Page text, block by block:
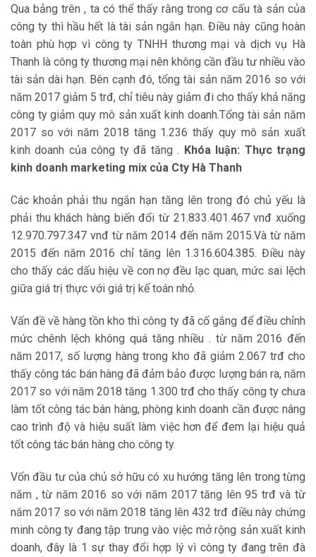
Qua bảng trên , ta có thể thấy rằng trong cơ cấu tà sản của
công ty thì hầu hết là tài sản ngắn hạn. Điều này cũng hoàn
toàn phù hợp vì công ty TNHH thương mại và dịch vụ Hà
Thanh là công ty thương mại nên không cần đầu tư nhiều vào
tài sản dài hạn. Bên cạnh đó, tổng tài sản năm 2016 so với
năm 2017 giảm 5 trđ, chỉ tiêu này giảm đi cho thấy khả năng
công ty giảm quy mô sản xuất kinh doanh.Tổng tài sản năm
2017 so với năm 2018 tăng 1.236 thấy quy mô sản xuất
kinh doanh của công ty đã tăng . Khóa luận: Thực trạng
kinh doanh marketing mix của Cty Hà Thanh
Các khoản phải thu ngắn hạn tăng lên trong đó chủ yếu là
phải thu khách hàng biến đổi từ 21.833.401.467 vnđ xuống
12.970.797.347 vnđ từ năm 2014 đến năm 2015.Và từ năm
2015 đến năm 2016 chỉ tăng lên 1.316.604.385. Điều này
cho thấy các dấu hiệu về con nợ đều lạc quan, mức sai lệch
giữa giá trị thực với giá trị kế toán nhỏ.
Vấn đề về hàng tồn kho thì công ty đã cố gắng để điều chỉnh
mức chênh lệch không quá tăng nhiều . từ năm 2016 đến
năm 2017, số lượng hàng trong kho đã giảm 2.067 trđ cho
thấy công tác bán hàng đã đảm bảo được lượng bán ra, năm
2017 so với năm 2018 tăng 1.300 trđ cho thấy công ty chưa
làm tốt công tác bán hàng, phòng kinh doanh cần được nâng
cao trình độ và hiệu suất làm việc hơn để đem lại hiệu quả
tốt công tác bán hàng cho công ty.
Vốn đầu tư của chủ sở hữu có xu hướng tăng lên trong từng
năm , từ năm 2016 so với năm 2017 tăng lên 95 trđ và từ
năm 2017 so với năm 2018 tăng lên 432 trđ điều này chứng
minh công ty đang tập trung vào việc mở rộng sản xuất kinh
doanh, đây là 1 sự thay đổi hợp lý vì công ty đang trên đà